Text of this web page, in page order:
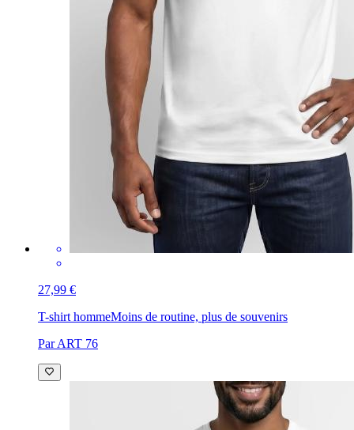
27,99 €
T-shirt hommeMoins de routine, plus de souvenirs
Par ART 76